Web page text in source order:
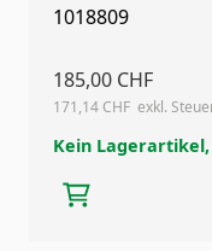
1018809
185,00 CHF
171,14 CHF
Kein